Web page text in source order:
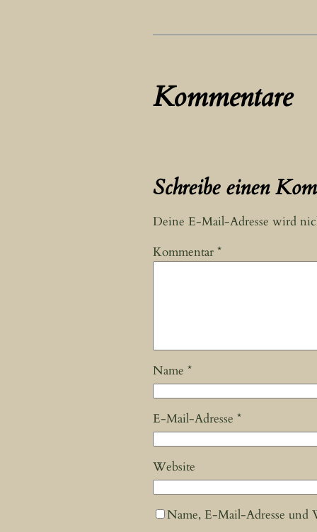
Kommentare
Schreibe einen
Deine E-Mail-Adresse wird
Kommentar *
Name *
E-Mail-Adresse *
Website
Name, E-Mail-Adresse und